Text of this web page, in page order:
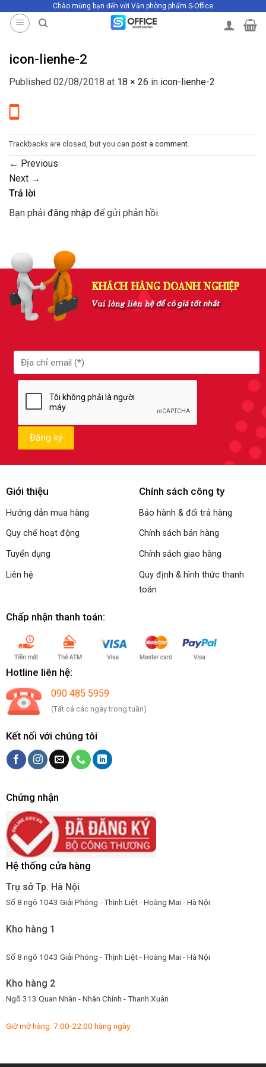
Chào mừng bạn đến với Văn phòng phẩm S-Office
icon-lienhe-2
Published 02/08/2018 at 18 × 26 in icon-lienhe-2
Trackbacks are closed, but you can post a comment.
← Previous
Next →
Trả lời
Bạn phải đăng nhập để gửi phản hồi.
Giới thiệu
Hướng dẫn mua hàng
Quy chế hoạt động
Tuyển dụng
Liên hệ
Chính sách công ty
Bảo hành & đổi trả hàng
Chính sách bán hàng
Chính sách giao hàng
Quy định & hình thức thanh
toán
Chấp nhận thanh toán:
Hotline liên hệ:
090 485 5959
(Tất cả các ngày trong tuần)
Kết nối với chúng tôi
Chứng nhận
Hệ thống cửa hàng
Trụ sở Tp. Hà Nội
Số 8 ngõ 1043 Giải Phóng - Thịnh Liệt - Hoàng Mai - Hà Nội
Kho hàng 1
Số 8 ngõ 1043 Giải Phóng - Thịnh Liệt - Hoàng Mai - Hà Nội
Kho hàng 2
Ngõ 313 Quan Nhân - Nhân Chính - Thanh Xuân
Giờ mở hàng: 7:00-22:00 hàng ngày